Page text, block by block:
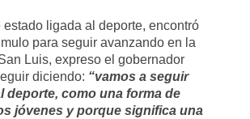
estado ligada al deporte, encontró
para seguir avanzando en la
Luis, expreso el gobernador
diciendo: “vamos a seguir
deporte, como una forma de
jóvenes y porque significa una